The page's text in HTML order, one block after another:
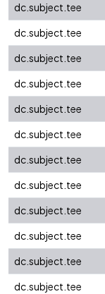
dc.subject.tee
dc.subject.tee
dc.subject.tee
dc.subject.tee
dc.subject.tee
dc.subject.tee
dc.subject.tee
dc.subject.tee
dc.subject.tee
dc.subject.tee
dc.subject.tee
dc.subject.tee